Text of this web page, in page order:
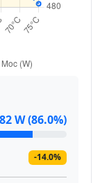
W (86.0%)
-14.0%